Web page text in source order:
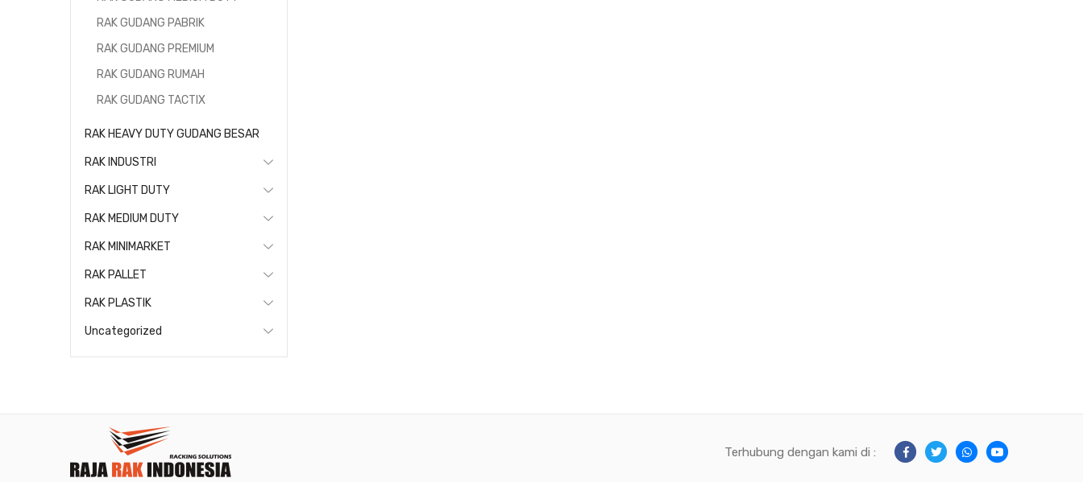
RAK GUDANG PABRIK
RAK GUDANG PREMIUM
RAK GUDANG RUMAH
RAK GUDANG TACTIX
RAK HEAVY DUTY GUDANG BESAR
RAK INDUSTRI
RAK LIGHT DUTY
RAK MEDIUM DUTY
RAK MINIMARKET
RAK PALLET
RAK PLASTIK
Uncategorized
Terhubung dengan kami di :